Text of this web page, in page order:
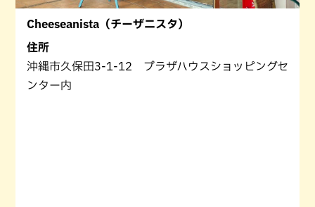
Cheeseanista（チーザニスタ）
住所
沖縄市久保田3-1-12 プラザハウスショッピングセ
ンター内